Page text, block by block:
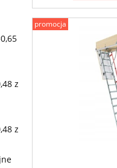
z
z
promocja